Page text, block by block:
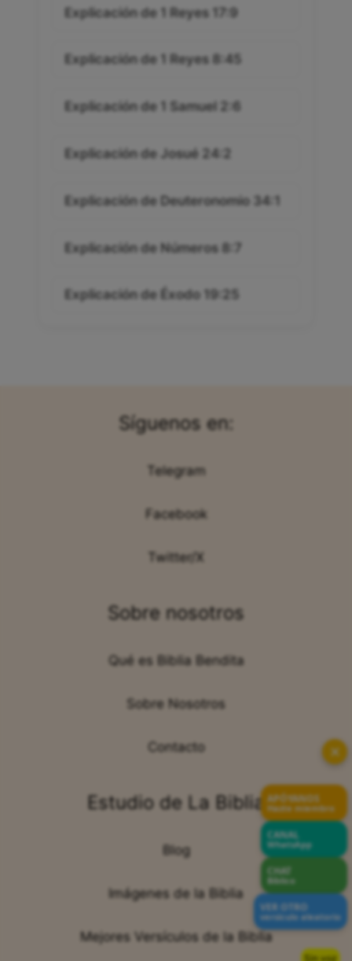
Sin voz
Explicación de 1 Reyes 17:9
Explicación de 1 Reyes 8:45
Explicación de 1 Samuel 2:6
Explicación de Josué 24:2
Explicación de Deuteronomio 34:1
Explicación de Números 8:7
Explicación de Éxodo 19:25
Síguenos en:
Telegram
Facebook
Twitter/X
Sobre nosotros
Qué es Biblia Bendita
Sobre Nosotros
Contacto
Estudio de La Biblia
Blog
Imágenes de la Biblia
Mejores Versículos de la Biblia
✕
APÓYANOS
Hazte miembro
CANAL
WhatsApp
CHAT
Bíblico
VER OTRO
versículo aleatorio